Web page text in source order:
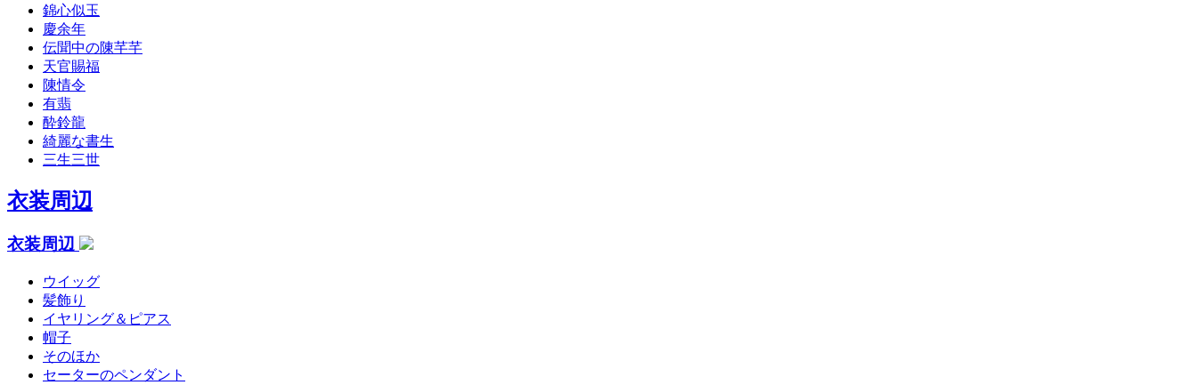
錦心似玉
慶余年
伝聞中の陳芊芊
天官賜福
陳情令
有翡
酔鈴龍
綺麗な書生
三生三世
衣装周辺
衣装周辺
ウイッグ
髪飾り
イヤリング＆ピアス
帽子
そのほか
セーターのペンダント